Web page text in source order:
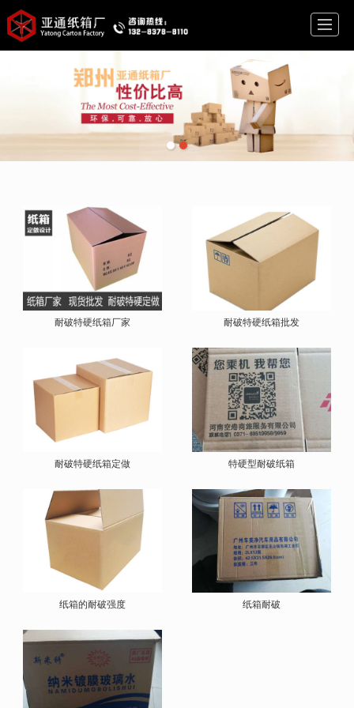
包装纸箱 瓦楞纸箱
公司简介 新闻资讯 联系我们
耐破特硬纸箱厂家 耐破特硬纸箱批发
耐破特硬纸箱定做 特硬型耐破纸箱
纸箱的耐破强度 纸箱耐破